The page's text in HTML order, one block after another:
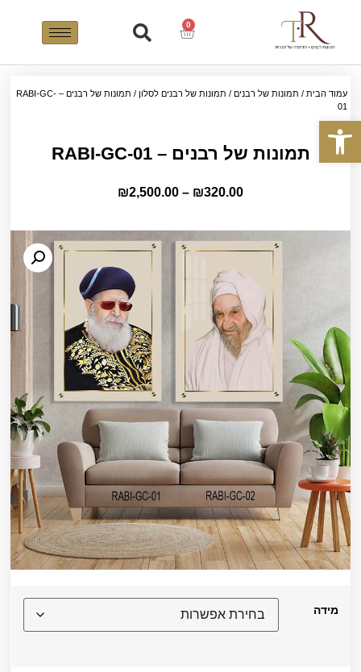
פתח סרגל נגישות
0
עמוד הבית / תמונות של רבנים / תמונות של רבנים לסלון
/ תמונות של רבנים – RABI-GC-
01
תמונות של רבנים – RABI-GC-01
₪320.00
–
₪2,500.00
מידה